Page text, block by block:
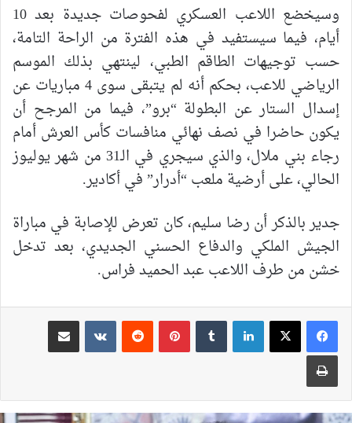
وسيخضع اللاعب العسكري لفحوصات جديدة بعد 10
أيام، فيما سيستفيد في هذه الفترة من الراحة التامة،
حسب توجيهات الطاقم الطبي، لينتهي بذلك الموسم
الرياضي للاعب، بحكم أنه لم يتبقى سوى 4 مباريات عن
إسدال الستار عن البطولة “برو”، فيما من المرجح أن
يكون حاضرا في نصف نهائي منافسات كأس العرش أمام
رجاء بني ملال، والذي سيجري في الـ31 من شهر يوليوز
الحالي، على أرضية ملعب “أدرار” في أكادير.
جدير بالذكر أن رضا سليم، كان تعرض للإصابة في مباراة
الجيش الملكي والدفاع الحسني الجديدي، بعد تدخل
خشن من طرف اللاعب عبد الحميد فراس.
لينكدإن بينتيريست
مشاركة عبر البريد
طباعة